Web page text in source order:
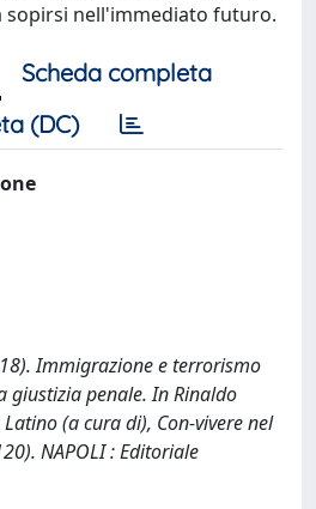
sopirsi nell'immediato futuro.
Scheda completa
(DC)
Immigrazione e terrorismo
giustizia penale. In Rinaldo
(a cura di), Con-vivere nel
NAPOLI : Editoriale